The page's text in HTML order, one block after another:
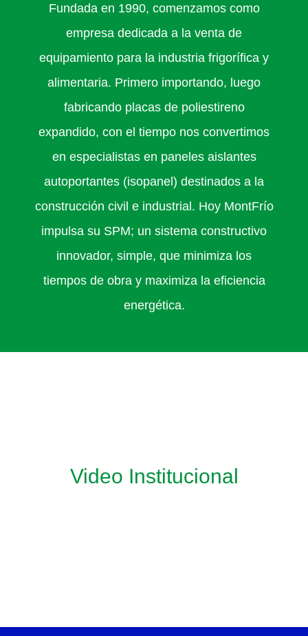
Fundada en 1990, comenzamos como
empresa dedicada a la venta de
equipamiento para la industria frigorífica y
alimentaria. Primero importando, luego
fabricando placas de poliestireno
expandido, con el tiempo nos convertimos
en especialistas en paneles aislantes
autoportantes (isopanel) destinados a la
construcción civil e industrial. Hoy MontFrío
impulsa su SPM; un sistema constructivo
innovador, simple, que minimiza los
tiempos de obra y maximiza la eficiencia
energética.
Video Institucional